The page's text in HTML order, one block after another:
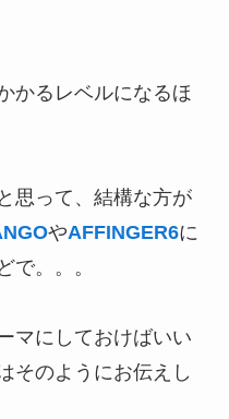
かるレベルになるほ
思って、結構な方が
やAFFINGER6に
で。。。
マにしておけばいい
そのようにお伝えし